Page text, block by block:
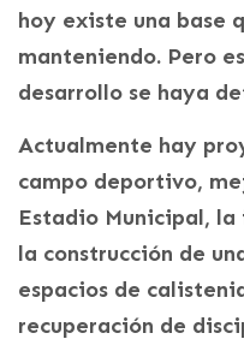
hoy existe una base
manteniendo. Pero
desarrollo se haya
Actualmente hay
campo deportivo,
Estadio Municipal, la
la construcción de
espacios de
recuperación de